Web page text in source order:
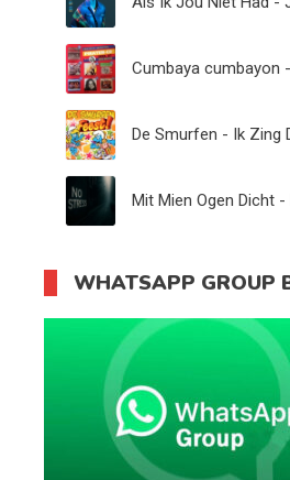
Cumbaya cumbayon
De Smurfen - Ik Zing
Mit Mien Ogen Dicht -
WHATSAPP GROUP